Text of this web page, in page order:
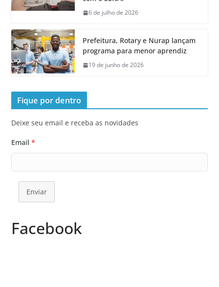
6 de julho de 2026
Prefeitura, Rotary e Nurap lançam
programa para menor aprendiz
19 de junho de 2026
Fique por dentro
Deixe seu email e receba as novidades
Email *
Enviar
Facebook